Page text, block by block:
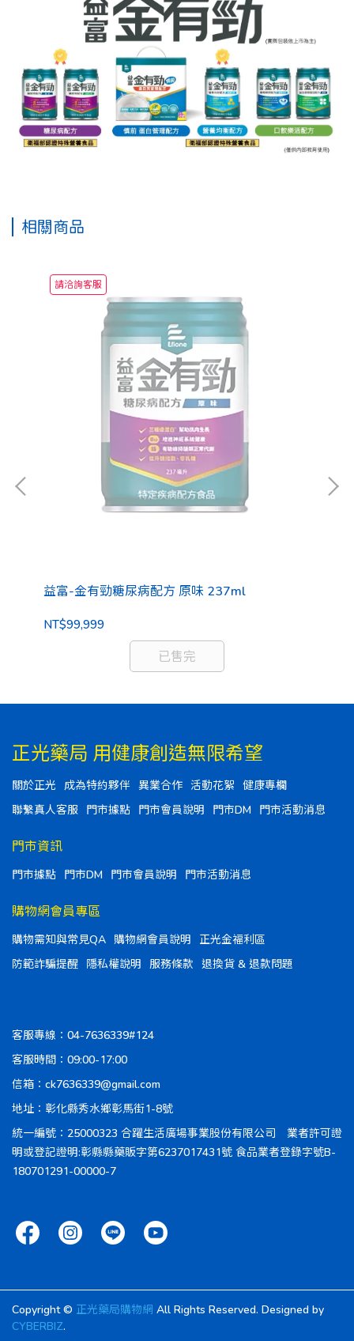
相關商品
請洽詢客服
益富-金有勁糖尿病配方 原味 237ml
NT$99,999
已售完
正光藥局 用健康創造無限希望
關於正光 成為特約夥伴 異業合作 活動花絮
健康專欄
聯繫真人客服
門市據點 門市會員說明 門市DM 門市活動消息
門市資訊
門市據點 門市DM 門市會員說明 門市活動消息
購物網會員專區
購物需知與常見QA 購物網會員說明
正光金福利區
防範詐騙提醒
隱私權說明 服務條款 退換貨 & 退款問題
客服專線：04-7636339#124
客服時間：09:00-17:00
信箱：ck7636339@gmail.com
地址：彰化縣秀水鄉彰馬街1-8號
統一編號：25000323 合躍生活廣場事業股份有限公司 業者許可證
明或登記證明:彰縣縣藥販字第6237017431號 食品業者登錄字號B-
180701291-00000-7
Copyright © 正光藥局購物網 All Rights Reserved. Designed by
CYBERBIZ.